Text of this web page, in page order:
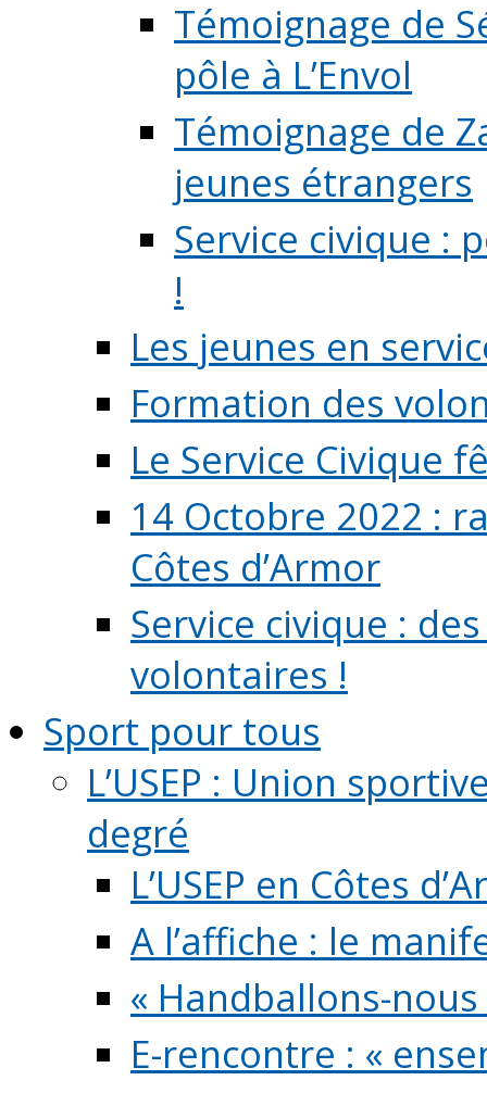
Témoignage de
pôle à L’Envol
Témoignage de
jeunes étrangers
Service civique :
!
Les jeunes en
Formation des
Le Service Civique
14 Octobre 2022 :
Côtes d’Armor
Service civique :
volontaires !
Sport pour tous
L’USEP : Union
degré
L’USEP en Côtes
A l’affiche : le
« Handballons-
E-rencontre : «